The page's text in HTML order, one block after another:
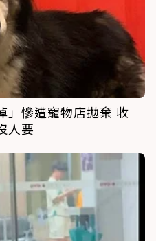
」慘遭寵物店拋棄 收
人要